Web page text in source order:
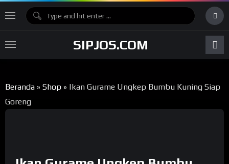
SIPJOS.COM
Beranda » Shop » Ikan Gurame Ungkep Bumbu Kuning Siap
Goreng